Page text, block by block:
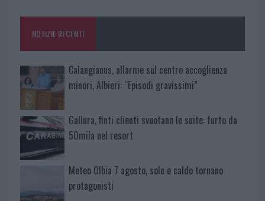
o
k
p
NOTIZIE RECENTI
Calangianus, allarme sul centro accoglienza
minori, Albieri: “Episodi gravissimi”
Gallura, finti clienti svuotano le suite: furto da
50mila nel resort
Meteo Olbia 7 agosto, sole e caldo tornano
protagonisti